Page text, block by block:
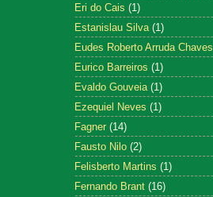
Eri do Cais (1)
Estanislau Silva (1)
Eudes Roberto Arruda Chaves
Eurico Barreiros (1)
Evaldo Gouveia (1)
Ezequiel Neves (1)
Fagner (14)
Fausto Nilo (2)
Felisberto Martins (1)
Fernando Brant (16)